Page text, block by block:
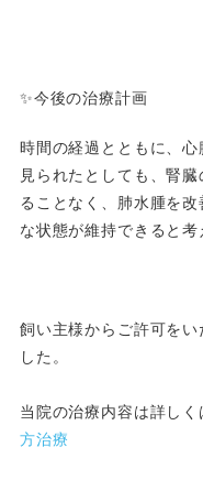
✨今後の治療計画
時間の経過とともに、
見られたとしても、腎
ることなく、肺水腫を
な状態が維持できると考
飼い主様からご許可を
した。
当院の治療内容は詳し
方治療